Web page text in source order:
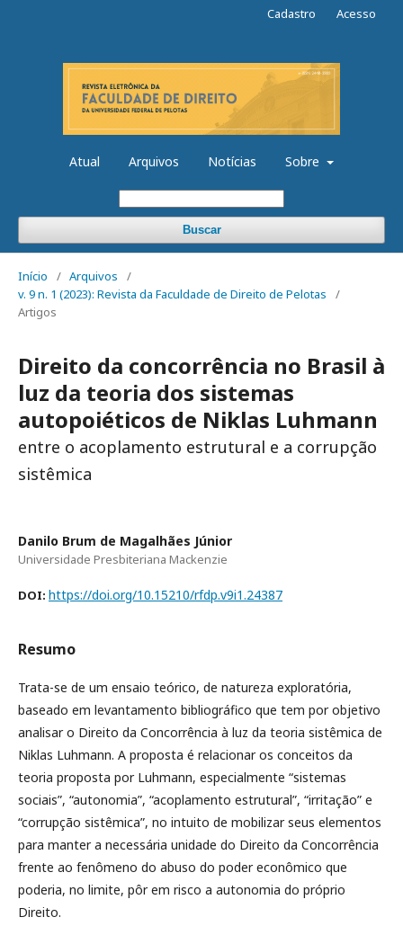
Atual Arquivos Notícias Sobre
Buscar
Cadastro Acesso
Início / Arquivos
/
v. 9 n. 1 (2023): Revista da Faculdade de Direito de Pelotas
/
Artigos
Direito da concorrência no Brasil à
luz da teoria dos sistemas
autopoiéticos de Niklas Luhmann
entre o acoplamento estrutural e a corrupção
sistêmica
Danilo Brum de Magalhães Júnior
Universidade Presbiteriana Mackenzie
DOI: https://doi.org/10.15210/rfdp.v9i1.24387
Resumo
Trata-se de um ensaio teórico, de natureza exploratória,
baseado em levantamento bibliográfico que tem por objetivo
analisar o Direito da Concorrência à luz da teoria sistêmica de
Niklas Luhmann. A proposta é relacionar os conceitos da
teoria proposta por Luhmann, especialmente “sistemas
sociais”, “autonomia”, “acoplamento estrutural”, “irritação” e
“corrupção sistêmica”, no intuito de mobilizar seus elementos
para manter a necessária unidade do Direito da Concorrência
frente ao fenômeno do abuso do poder econômico que
poderia, no limite, pôr em risco a autonomia do próprio
Direito.